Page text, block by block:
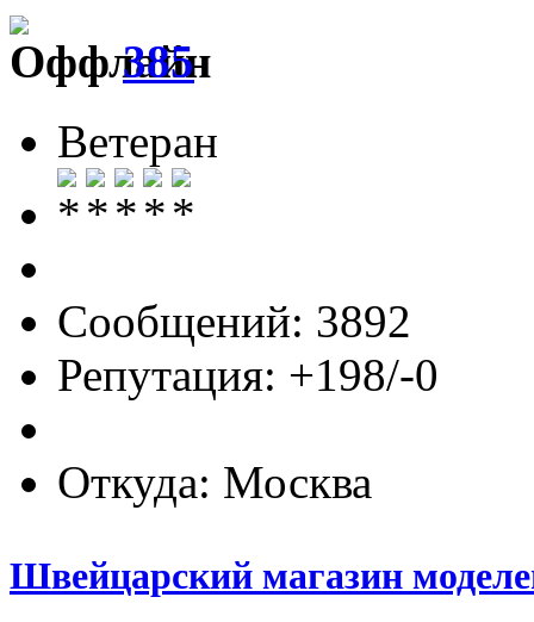
385
Ветеран
Сообщений: 3892
Репутация: +198/-0
Откуда: Москва
Швейцарский магазин